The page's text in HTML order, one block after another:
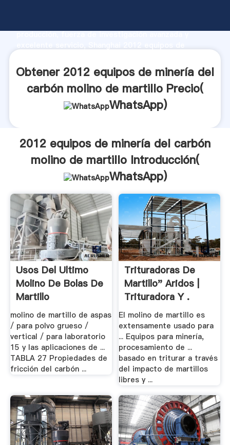
producción, fuerza de investigación avanzada y
el valor y aporta valores a todos los clientes.
Obtener 2012 equipos de minería del
carbón molino de martillo Precio(
WhatsApp)
2012 equipos de minería del carbón
molino de martillo Introducción(
WhatsApp)
Usos Del Ultimo
Molino De Bolas De
Martillo
molino de martillo de aspas
/ para polvo grueso /
vertical / para laboratorio
15 y las aplicaciones de ...
TABLA 27 Propiedades de
fricción del carbón ...
Trituradoras De
Martillo" Aridos |
Trituradora Y .
El molino de martillo es
extensamente usado para
... Equipos para minería,
procesamiento de ...
basado en triturar a través
del impacto de martillos
libres y ...